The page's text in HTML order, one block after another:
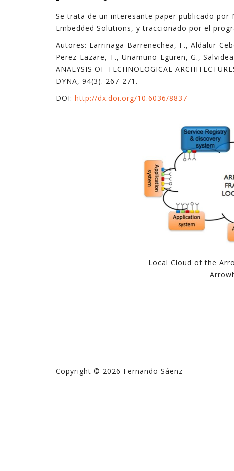
tecnologías. En ocasiones son complejas, y en
ocasiones son sencillas pero suficientes.
En estos últimos quince años, en los que he
ejercido de gerente, he podido ver cómo la
explotación inteligente de datos mejora de
forma notable los resultados en diferentes
ámbitos de la empresa, desde procesos
Se trata de un interesante paper publicado por
Embedded Solutions, y traccionado por el
Autores: Larrinaga-Barrenechea, F., Aldalur-
Perez-Lazare, T., Unamuno-Eguren, G.,
ANALYSIS OF TECHNOLOGICAL
DYNA, 94(3). 267-271.
DOI: http://dx.doi.org/10.6036/8837
Local Cloud of the
Copyright © 2026 Fernando Sáenz